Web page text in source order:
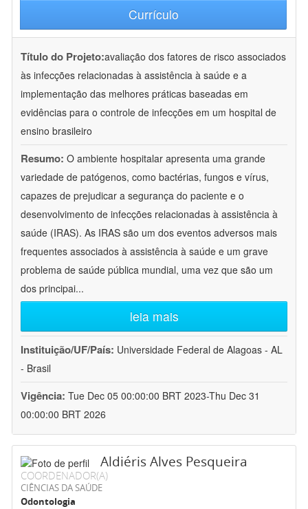
Currículo
Título do Projeto:avaliação dos fatores de risco associados
às infecções relacionadas à assistência à saúde e a
implementação das melhores práticas baseadas em
evidências para o controle de infecções em um hospital de
ensino brasileiro
Resumo: O ambiente hospitalar apresenta uma grande
variedade de patógenos, como bactérias, fungos e vírus,
capazes de prejudicar a segurança do paciente e o
desenvolvimento de infecções relacionadas à assistência à
saúde (IRAS). As IRAS são um dos eventos adversos mais
frequentes associados à assistência à saúde e um grave
problema de saúde pública mundial, uma vez que são um
dos principai...
leia mais
Instituição/UF/País: Universidade Federal de Alagoas - AL
- Brasil
Vigência: Tue Dec 05 00:00:00 BRT 2023-Thu Dec 31
00:00:00 BRT 2026
Aldiéris Alves Pesqueira
COORDENADOR(A)
CIÊNCIAS DA SAÚDE
Odontologia